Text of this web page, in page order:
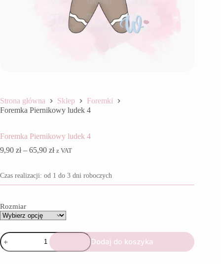
Strona główna Sklep
Foremki
Foremka Piernikowy ludek 4
Foremka Piernikowy ludek 4
9,90 zł – 65,90 złZakres
9,90 zł
do
z VAT
Czas realizacji: od 1 do 3 dni roboczych
Rozmiar
ilość
Foremka
Piernikowy
Dodaj do koszyka